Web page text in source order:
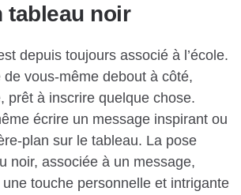
tableau noir
depuis toujours associé à l’école.
vous-même debout à côté,
prêt à inscrire quelque chose.
écrire un message inspirant ou
plan sur le tableau. La pose
noir, associée à un message,
touche personnelle et intrigante